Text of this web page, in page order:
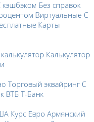
кэшбэком Без справок
Виртуальные С
Карты
Калькулятор
Торговый эквайринг С
ВТБ Т-Банк
Курс Евро Армянский